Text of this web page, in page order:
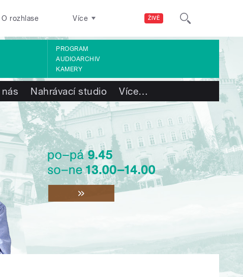
ŽIVĚ
O rozhlase Více
PROGRAM
AUDIOARCHIV
KAMERY
Nahrávací studio Více…